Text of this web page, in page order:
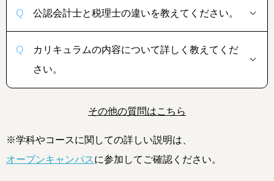
公認会計士と税理士の違いを教えてください。
カリキュラムの内容について詳しく教えてくだ
さい。
その他の質問はこちら
※学科やコースに関しての詳しい説明は、
オープンキャンパスに参加してご確認ください。